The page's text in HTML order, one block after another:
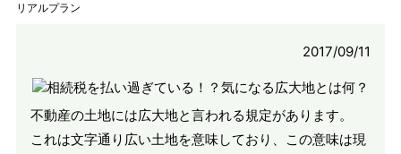
リアルプラン
2017/09/11
不動産の土地には広大地と言われる規定があります。
これは文字通り広い土地を意味しており、この意味は現